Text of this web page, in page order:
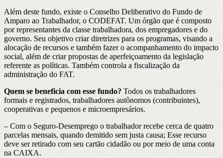
Além deste fundo, existe o Conselho Deliberativo do Fundo de
Amparo ao Trabalhador, o CODEFAT. Um órgão que é composto
por representantes da classe trabalhadora, dos empregadores e do
governo. Seu objetivo criar diretrizes para os programas, visando a
alocação de recursos e também fazer o acompanhamento do impacto
social, além de criar propostas de aperfeiçoamento da legislação
referente as políticas. Também controla a fiscalização da
administração do FAT.
Quem se beneficia com esse fundo? Todos os trabalhadores
formais e registrados, trabalhadores autônomos (contribuintes),
cooperativas e pequenos e microempresários.
– Com o Seguro-Desemprego o trabalhador recebe cerca de quatro
parcelas mensais, quando demitido sem justa causa; Esse recurso
deve ser retirado com seu cartão cidadão ou por meio de uma conta
na CAIXA.